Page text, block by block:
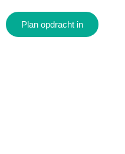
Plan opdracht in